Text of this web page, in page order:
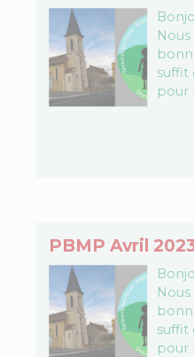
suffit
pour
PBMP Avril
suffit
pour